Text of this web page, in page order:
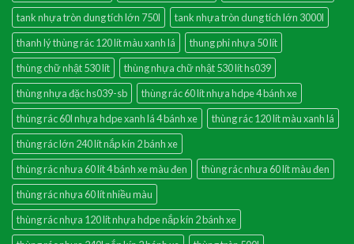
tank nhựa tròn dung tích lớn 750l
tank nhựa tròn dung tích lớn 3000l
thanh lý thùng rác 120 lít màu xanh lá
thung phi nhựa 50 lít
thùng chữ nhật 530 lít
thùng nhựa chữ nhật 530 lít hs039
thùng nhựa đặc hs039-sb
thùng rác 60 lít nhựa hdpe 4 bánh xe
thùng rác 60l nhựa hdpe xanh lá 4 bánh xe
thùng rác 120 lít màu xanh lá
thùng rác lớn 240 lít nắp kín 2 bánh xe
thùng rác nhưa 60 lít 4 bánh xe màu đen
thùng rác nhưa 60 lít màu đen
thùng rác nhựa 60 lít nhiều màu
thùng rác nhựa 120 lít nhựa hdpe nắp kín 2 bánh xe